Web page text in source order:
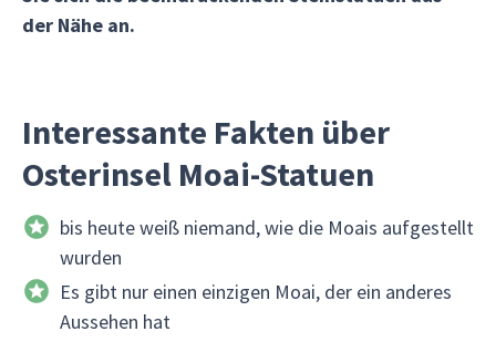
der Nähe an.
Interessante Fakten über
Osterinsel Moai-Statuen
bis heute weiß niemand, wie die Moais aufgestellt
wurden
Es gibt nur einen einzigen Moai, der ein anderes
Aussehen hat